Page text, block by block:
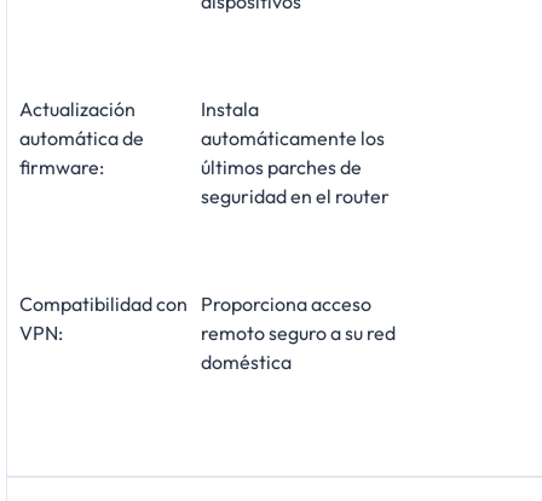
Actualización
automática de
firmware:
Instala
automáticamente los
últimos parches de
seguridad en el router
Compatibilidad con
VPN:
Proporciona acceso
remoto seguro a su red
doméstica